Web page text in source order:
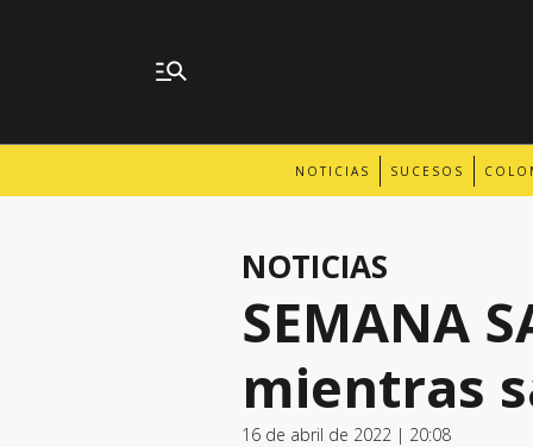
NOTICIAS SUCESOS
NOTICIAS
SEMANA
mientras
16 de abril de 2022 | 20:08